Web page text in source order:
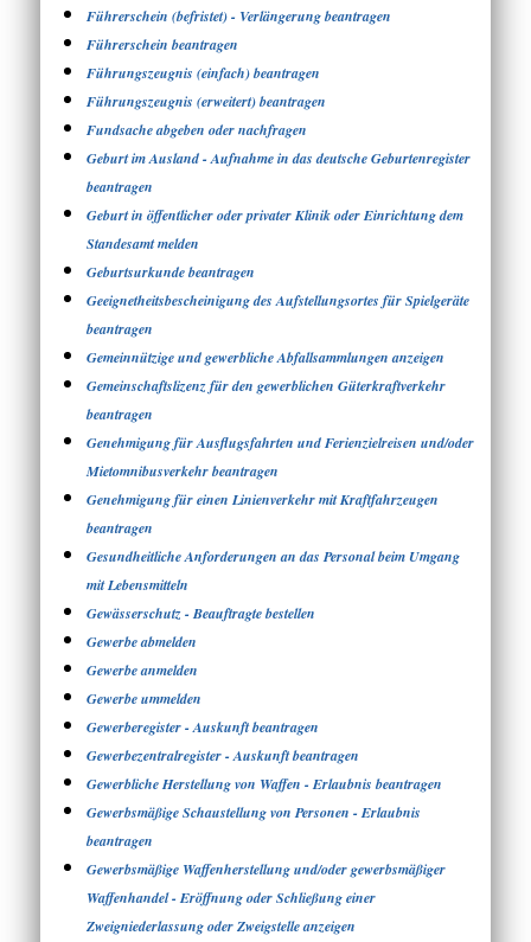
Führerschein (befristet) - Verlängerung beantragen
Führerschein beantragen
Führungszeugnis (einfach) beantragen
Führungszeugnis (erweitert) beantragen
Fundsache abgeben oder nachfragen
Geburt im Ausland - Aufnahme in das deutsche Geburtenregister
beantragen
Geburt in öffentlicher oder privater Klinik oder Einrichtung dem
Standesamt melden
Geburtsurkunde beantragen
Geeignetheitsbescheinigung des Aufstellungsortes für Spielgeräte
beantragen
Gemeinnützige und gewerbliche Abfallsammlungen anzeigen
Gemeinschaftslizenz für den gewerblichen Güterkraftverkehr
beantragen
Genehmigung für Ausflugsfahrten und Ferienzielreisen und/oder
Mietomnibusverkehr beantragen
Genehmigung für einen Linienverkehr mit Kraftfahrzeugen
beantragen
Gesundheitliche Anforderungen an das Personal beim Umgang
mit Lebensmitteln
Gewässerschutz - Beauftragte bestellen
Gewerbe abmelden
Gewerbe anmelden
Gewerbe ummelden
Gewerberegister - Auskunft beantragen
Gewerbezentralregister - Auskunft beantragen
Gewerbliche Herstellung von Waffen - Erlaubnis beantragen
Gewerbsmäßige Schaustellung von Personen - Erlaubnis
beantragen
Gewerbsmäßige Waffenherstellung und/oder gewerbsmäßiger
Waffenhandel - Eröffnung oder Schließung einer
Zweigniederlassung oder Zweigstelle anzeigen